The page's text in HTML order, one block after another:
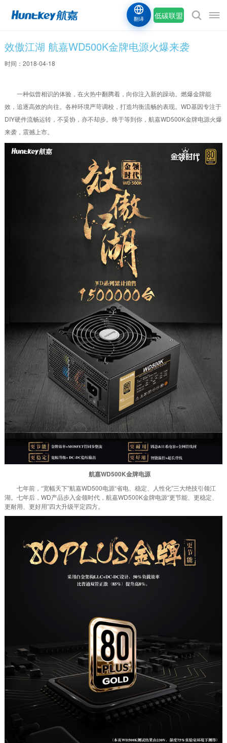
低碳联盟
翻译
效傲江湖 航嘉WD500K金牌电源火爆来袭
时间：2018-04-18
一种似曾相识的体验，在火热中翻腾着，向你注入新的躁动。燃爆金牌能
效，追逐高效的向往。各种环境严苛调校，打造均衡流畅的表现。WD基因专注于
DIY硬件流畅运转，不妥协，亦不却步。终于等到你，航嘉WD500K金牌电源火爆
来袭，震撼上市。
航嘉WD500K金牌电源
七年前，“宽幅天下”航嘉WD500电源“省电、稳定、人性化”三大绝技引领江
湖。七年后，WD产品步入金领时代，航嘉WD500K金牌电源“更节能、更稳定、
更耐用、更好用”四大升级平定四方。